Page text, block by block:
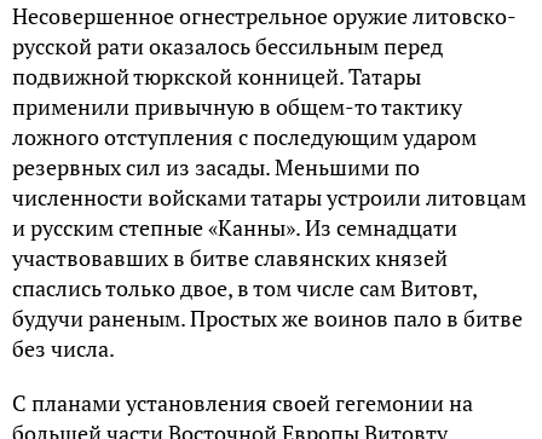
Несовершенное огнестрельное оружие литовско-
русской рати оказалось бессильным перед
подвижной тюркской конницей. Татары
применили привычную в общем-то тактику
ложного отступления с последующим ударом
резервных сил из засады. Меньшими по
численности войсками татары устроили литовцам
и русским степные «Канны». Из семнадцати
участвовавших в битве славянских князей
спаслись только двое, в том числе сам Витовт,
будучи раненым. Простых же воинов пало в битве
без числа.
С планами установления своей гегемонии на